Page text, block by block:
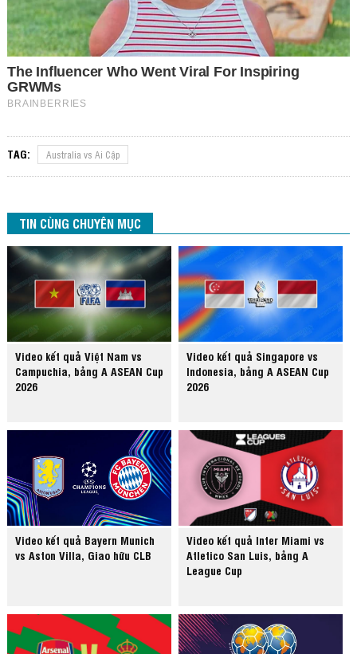
TAG: Australia vs Ai Cập
TIN CÙNG CHUYÊN MỤC
Video kết quả Việt Nam vs
Campuchia, bảng A ASEAN Cup
2026
Video kết quả Singapore vs
Indonesia, bảng A ASEAN Cup
2026
Video kết quả Bayern Munich
vs Aston Villa, Giao hữu CLB
Video kết quả Inter Miami vs
Atletico San Luis, bảng A
League Cup